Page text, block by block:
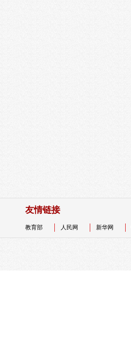
友情链接
教育部 人民网 新华网